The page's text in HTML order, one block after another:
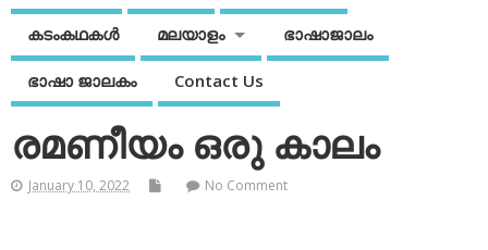
കടംകഥകള്‍ മലയാളം ഭാഷാജാലം
ഭാഷാ ജാലകം Contact Us
രമണീയം ഒരു കാലം
January 10, 2022 No Comment